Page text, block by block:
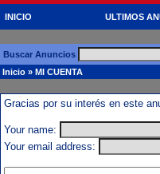
INICIO ULTIMOS
Buscar Anuncios
Inicio » MI CUENTA
Gracias por su interés en este
Your name:
Your email address: